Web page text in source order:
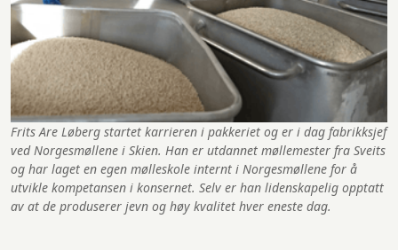
Frits Are Løberg startet karrieren i pakkeriet og er i dag fabrikksjef
ved Norgesmøllene i Skien. Han er utdannet møllemester fra Sveits
og har laget en egen mølleskole internt i Norgesmøllene for å
utvikle kompetansen i konsernet. Selv er han lidenskapelig opptatt
av at de produserer jevn og høy kvalitet hver eneste dag.